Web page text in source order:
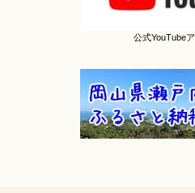
公式YouTube